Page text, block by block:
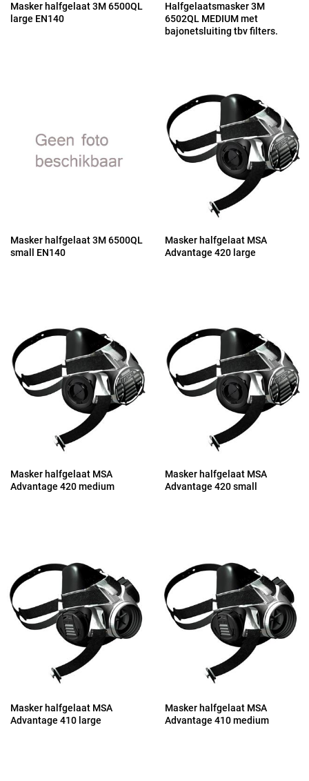
Masker halfgelaat 3M 6500QL
large EN140
Halfgelaatsmasker 3M
6502QL MEDIUM met
bajonetsluiting tbv filters.
Masker halfgelaat 3M 6500QL
small EN140
Masker halfgelaat MSA
Advantage 420 large
Masker halfgelaat MSA
Advantage 420 medium
Masker halfgelaat MSA
Advantage 420 small
Masker halfgelaat MSA
Advantage 410 large
Masker halfgelaat MSA
Advantage 410 medium